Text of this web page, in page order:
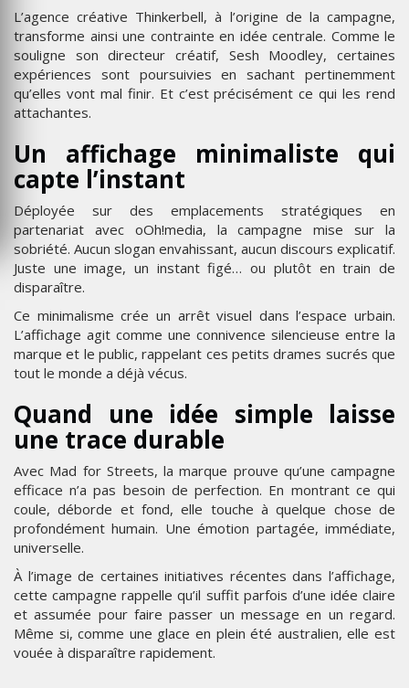
L’agence créative Thinkerbell, à l’origine de la campagne,
transforme ainsi une contrainte en idée centrale. Comme le
souligne son directeur créatif, Sesh Moodley, certaines
expériences sont poursuivies en sachant pertinemment
qu’elles vont mal finir. Et c’est précisément ce qui les rend
attachantes.
Un affichage minimaliste qui
capte l’instant
Déployée sur des emplacements stratégiques en
partenariat avec oOh!media, la campagne mise sur la
sobriété. Aucun slogan envahissant, aucun discours explicatif.
Juste une image, un instant figé… ou plutôt en train de
disparaître.
Ce minimalisme crée un arrêt visuel dans l’espace urbain.
L’affichage agit comme une connivence silencieuse entre la
marque et le public, rappelant ces petits drames sucrés que
tout le monde a déjà vécus.
Quand une idée simple laisse
une trace durable
Avec Mad for Streets, la marque prouve qu’une campagne
efficace n’a pas besoin de perfection. En montrant ce qui
coule, déborde et fond, elle touche à quelque chose de
profondément humain. Une émotion partagée, immédiate,
universelle.
À l’image de certaines initiatives récentes dans l’affichage,
cette campagne rappelle qu’il suffit parfois d’une idée claire
et assumée pour faire passer un message en un regard.
Même si, comme une glace en plein été australien, elle est
vouée à disparaître rapidement.